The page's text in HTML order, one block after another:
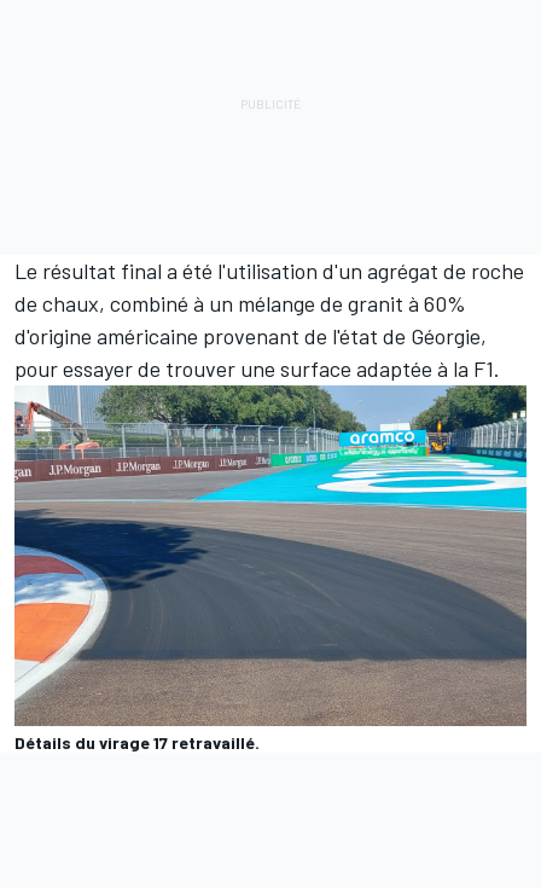
Le résultat final a été l'utilisation d'un agrégat de roche
de chaux, combiné à un mélange de granit à 60%
d'origine américaine provenant de l'état de Géorgie,
pour essayer de trouver une surface adaptée à la F1.
Détails du virage 17 retravaillé.